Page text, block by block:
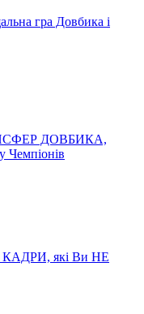
гра Довбика і
ДОВБИКА,
Чемпіонів
які Ви НЕ